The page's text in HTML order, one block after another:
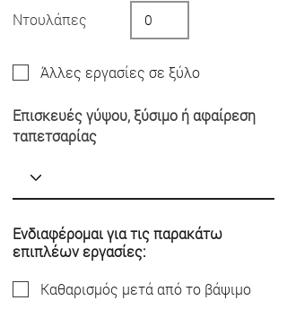
Ντουλάπες
Άλλες εργασίες σε ξύλο
Επισκευές γύψου, ξύσιμο ή αφαίρεση
ταπετσαρίας
Ενδιαφέρομαι για τις παρακάτω
επιπλέων εργασίες:
Καθαρισμός μετά από το βάψιμο